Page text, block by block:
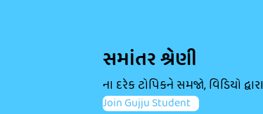
ના દરેક ટોપિકને સમજો, વિડિયો દ્વારા
Join Gujju Student
સમાંતર શ્રેણી